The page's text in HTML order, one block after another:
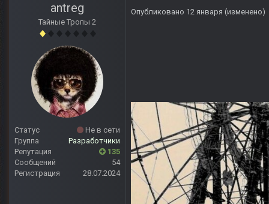
antreg
Тайные Тропы 2
Статус
Не в сети
Группа
Разработчики
Репутация
135
Сообщений
54
Регистрация
28.07.2024
Опубликовано 12 января (изменено)